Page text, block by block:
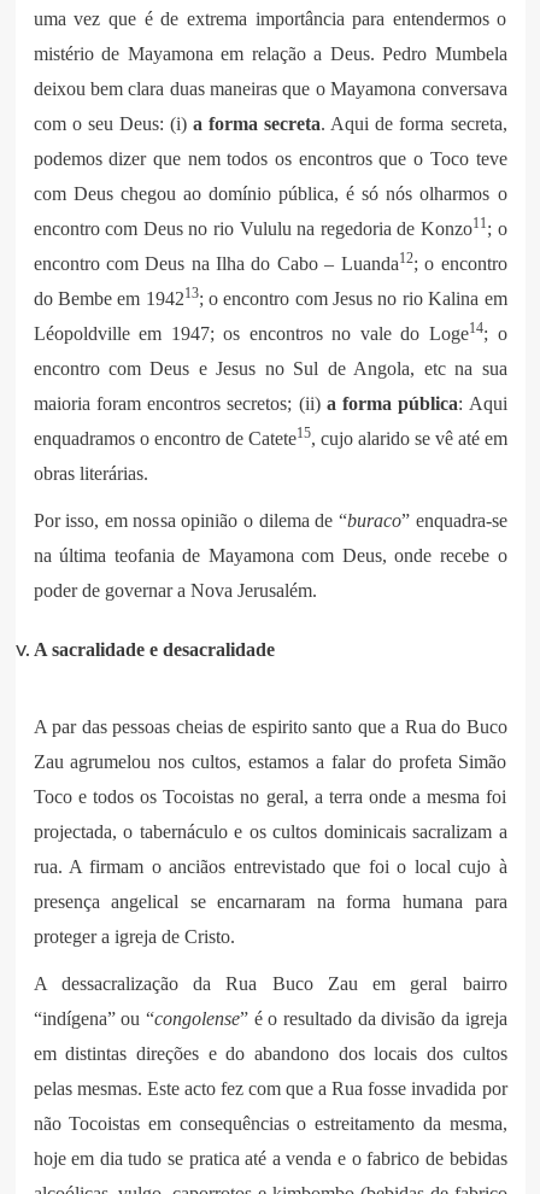
uma vez que é de extrema importância para entendermos o
mistério de Mayamona em relação a Deus. Pedro Mumbela
deixou bem clara duas maneiras que o Mayamona conversava
com o seu Deus: (i) a forma secreta. Aqui de forma secreta,
podemos dizer que nem todos os encontros que o Toco teve
com Deus chegou ao domínio pública, é só nós olharmos o
encontro com Deus no rio Vululu na regedoria de Konzo11 ; o
encontro com Deus na Ilha do Cabo – Luanda12; o encontro
do Bembe em 194213; o encontro com Jesus no rio Kalina em
Léopoldville em 1947; os encontros no vale do Loge14; o
encontro com Deus e Jesus no Sul de Angola, etc na sua
maioria foram encontros secretos; (ii) a forma pública: Aqui
enquadramos o encontro de Catete15, cujo alarido se vê até em
obras literárias.
Por isso, em nossa opinião o dilema de “buraco” enquadra-se
na última teofania de Mayamona com Deus, onde recebe o
poder de governar a Nova Jerusalém.
A sacralidade e desacralidade
A par das pessoas cheias de espirito santo que a Rua do Buco
Zau agrumelou nos cultos, estamos a falar do profeta Simão
Toco e todos os Tocoistas no geral, a terra onde a mesma foi
projectada, o tabernáculo e os cultos dominicais sacralizam a
rua. A firmam o anciãos entrevistado que foi o local cujo à
presença angelical se encarnaram na forma humana para
proteger a igreja de Cristo.
A dessacralização da Rua Buco Zau em geral bairro
“indígena” ou “congolense” é o resultado da divisão da igreja
em distintas direções e do abandono dos locais dos cultos
pelas mesmas. Este acto fez com que a Rua fosse invadida por
não Tocoistas em consequências o estreitamento da mesma,
hoje em dia tudo se pratica até a venda e o fabrico de bebidas